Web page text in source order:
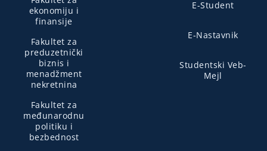
ekonomiju i
finansije
Fakultet za
preduzetnički
biznis i
menadžment
nekretnina
Fakultet za
međunarodnu
politiku i
bezbednost
E-Student
E-Nastavnik
Studentski Veb-
Mejl